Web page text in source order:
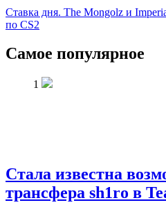
Ставка дня. The Mongolz и
по CS2
Самое популярное
1
Стала известна
трансфера sh1ro в